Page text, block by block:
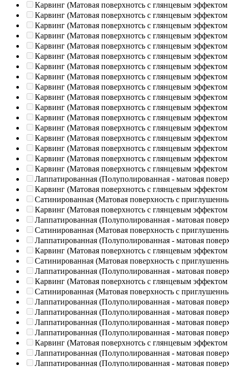
Карвинг (Матовая поверхнотсь с глянцевым эффектом
Карвинг (Матовая поверхнотсь с глянцевым эффектом
Карвинг (Матовая поверхнотсь с глянцевым эффектом
Карвинг (Матовая поверхнотсь с глянцевым эффектом
Карвинг (Матовая поверхнотсь с глянцевым эффектом
Карвинг (Матовая поверхнотсь с глянцевым эффектом
Карвинг (Матовая поверхнотсь с глянцевым эффектом
Карвинг (Матовая поверхнотсь с глянцевым эффектом
Карвинг (Матовая поверхнотсь с глянцевым эффектом
Карвинг (Матовая поверхнотсь с глянцевым эффектом
Карвинг (Матовая поверхнотсь с глянцевым эффектом
Карвинг (Матовая поверхнотсь с глянцевым эффектом
Карвинг (Матовая поверхнотсь с глянцевым эффектом
Карвинг (Матовая поверхнотсь с глянцевым эффектом
Карвинг (Матовая поверхнотсь с глянцевым эффектом
Карвинг (Матовая поверхнотсь с глянцевым эффектом
Карвинг (Матовая поверхнотсь с глянцевым эффектом
Лаппатированная (Полуполированная - матовая
Карвинг (Матовая поверхнотсь с глянцевым эффектом
Сатинированная (Матовая поверхность с
Карвинг (Матовая поверхнотсь с глянцевым эффектом
Лаппатированная (Полуполированная - матовая
Сатинированная (Матовая поверхность с
Лаппатированная (Полуполированная - матовая
Карвинг (Матовая поверхнотсь с глянцевым эффектом
Сатинированная (Матовая поверхность с
Лаппатированная (Полуполированная - матовая
Карвинг (Матовая поверхнотсь с глянцевым эффектом
Сатинированная (Матовая поверхность с
Лаппатированная (Полуполированная - матовая
Лаппатированная (Полуполированная - матовая
Лаппатированная (Полуполированная - матовая
Лаппатированная (Полуполированная - матовая
Карвинг (Матовая поверхнотсь с глянцевым эффектом
Лаппатированная (Полуполированная - матовая
Лаппатированная (Полуполированная - матовая